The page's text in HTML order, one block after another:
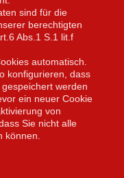
sind für die
berechtigten
Abs.1 S.1 lit.f
automatisch.
konfigurieren, dass
werden
ein neuer Cookie
von
Sie nicht alle
können.